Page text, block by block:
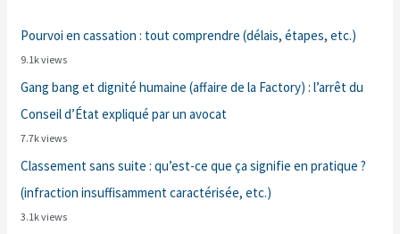
Pourvoi en cassation : tout comprendre (délais, étapes, etc.)
9.1k views
Gang bang et dignité humaine (affaire de la Factory) : l’arrêt du
Conseil d’État expliqué par un avocat
7.7k views
Classement sans suite : qu’est-ce que ça signifie en pratique ?
(infraction insuffisamment caractérisée, etc.)
3.1k views